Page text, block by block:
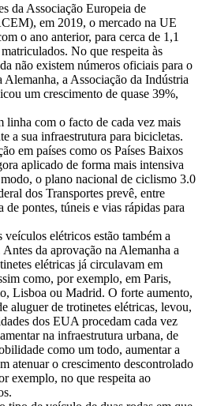
da Associação Europeia de
em 2019, o mercado na UE
o ano anterior, para cerca de 1,1
No que respeita às
não existem números oficiais para o
a Associação da Indústria
um crescimento de quase 39%,
linha com o facto de cada vez mais
a sua infraestrutura para bicicletas.
em países como os Países Baixos
aplicado de forma mais intensiva
o plano nacional de ciclismo 3.0
dos Transportes prevê, entre
de pontes, túneis e vias rápidas para
elétricos estão também a
da aprovação na Alemanha a
elétricas já circulavam em
como, por exemplo, em Paris,
Lisboa ou Madrid. O forte aumento,
aluguer de trotinetes elétricas, levou,
dos EUA procedam cada vez
na infraestrutura urbana, de
como um todo, aumentar a
atenuar o crescimento descontrolado
exemplo, no que respeita ao